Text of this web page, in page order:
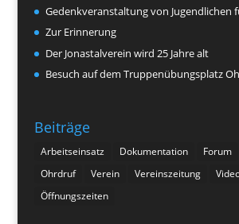
Gedenkveranstaltung von Jugendlichen
Zur Erinnerung
Der Jonastalverein wird 25 Jahre alt
Besuch auf dem Truppenübungsplatz
Beiträge
Arbeitseinsatz Dokumentation Forum
Ohrdruf
Verein Vereinszeitung
Öffnungszeiten